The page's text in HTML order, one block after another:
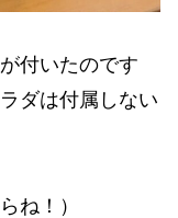
付いたのです
ダは付属しない
ね！）